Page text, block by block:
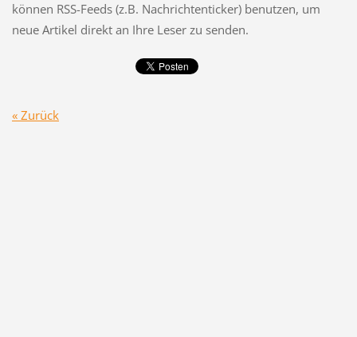
können RSS-Feeds (z.B. Nachrichtenticker) benutzen, um
neue Artikel direkt an Ihre Leser zu senden.
« Zurück